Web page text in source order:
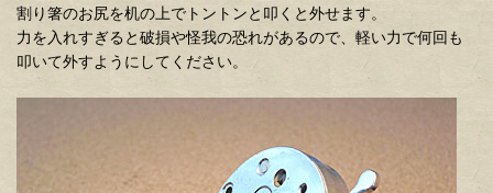
割り箸のお尻を机の上でトントンと叩くと外せます。
力を入れすぎると破損や怪我の恐れがあるので、軽い力で何回も
叩いて外すようにしてください。